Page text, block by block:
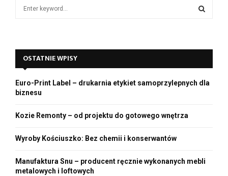
f
o
r
E
A
OSTATNIE WPISY
Euro-Print Label – drukarnia etykiet samoprzylepnych dla
biznesu
Kozie Remonty – od projektu do gotowego wnętrza
Wyroby Kościuszko: Bez chemii i konserwantów
Manufaktura Snu – producent ręcznie wykonanych mebli
metalowych i loftowych